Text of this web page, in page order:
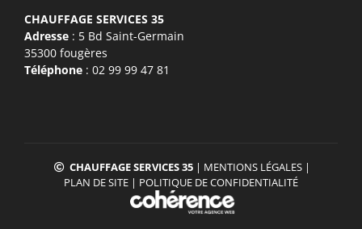
CHAUFFAGE SERVICES 35
Adresse : 5 Bd Saint-Germain
35300 fougères
Téléphone : 02 99 99 47 81
CHAUFFAGE SERVICES 35 | MENTIONS LÉGALES |
PLAN DE SITE | POLITIQUE DE CONFIDENTIALITÉ